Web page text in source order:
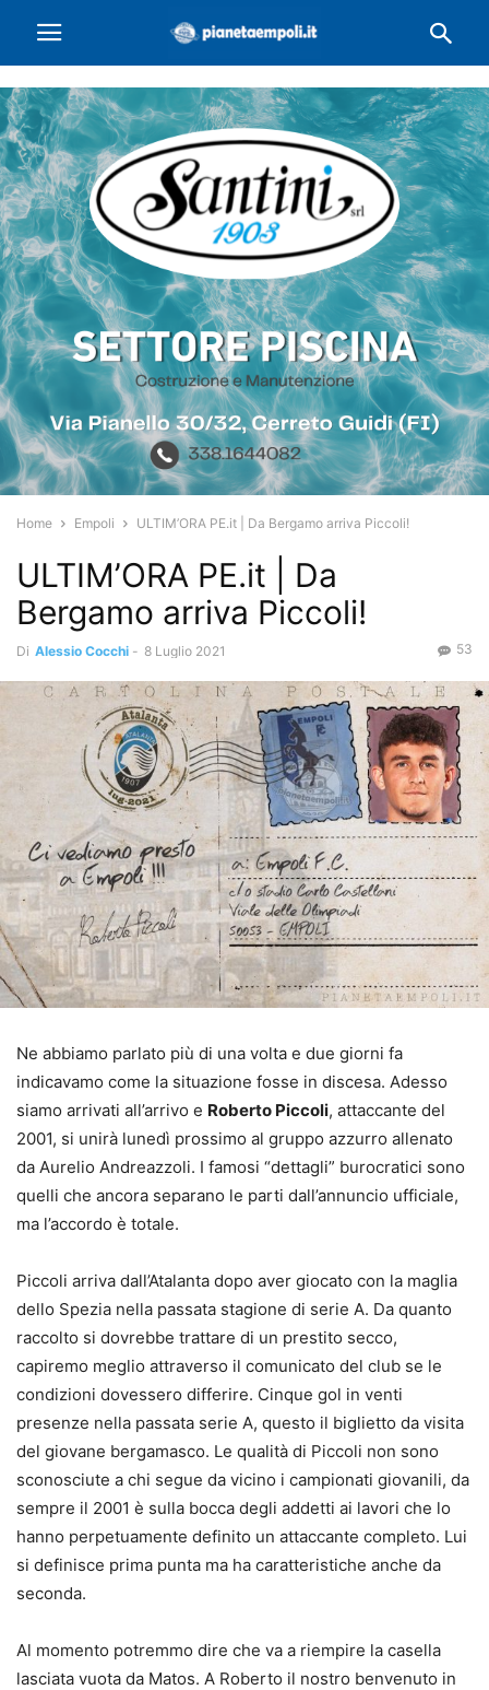
Home Empoli ULTIM’ORA PE.it | Da Bergamo arriva Piccoli!
ULTIM’ORA PE.it | Da
Bergamo arriva Piccoli!
Di Alessio Cocchi - 8 Luglio 2021 53
Ne abbiamo parlato più di una volta e due giorni fa
indicavamo come la situazione fosse in discesa. Adesso
siamo arrivati all’arrivo e Roberto Piccoli, attaccante del
2001, si unirà lunedì prossimo al gruppo azzurro allenato
da Aurelio Andreazzoli. I famosi “dettagli” burocratici sono
quelli che ancora separano le parti dall’annuncio ufficiale,
ma l’accordo è totale.
Piccoli arriva dall’Atalanta dopo aver giocato con la maglia
dello Spezia nella passata stagione di serie A. Da quanto
raccolto si dovrebbe trattare di un prestito secco,
capiremo meglio attraverso il comunicato del club se le
condizioni dovessero differire. Cinque gol in venti
presenze nella passata serie A, questo il biglietto da visita
del giovane bergamasco. Le qualità di Piccoli non sono
sconosciute a chi segue da vicino i campionati giovanili, da
sempre il 2001 è sulla bocca degli addetti ai lavori che lo
hanno perpetuamente definito un attaccante completo. Lui
si definisce prima punta ma ha caratteristiche anche da
seconda.
Al momento potremmo dire che va a riempire la casella
lasciata vuota da Matos. A Roberto il nostro benvenuto in